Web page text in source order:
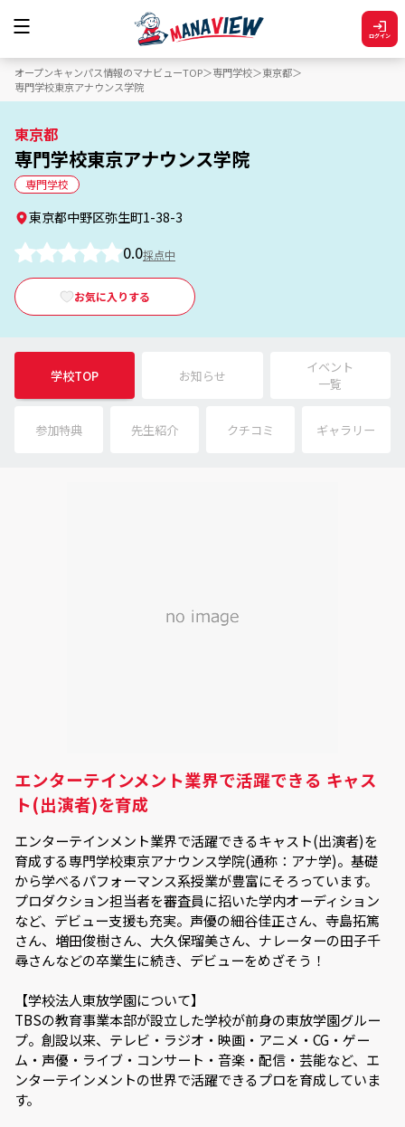
ログイン
オープンキャンパス情報のマナビューTOP 専門学校
東京都
専門学校東京アナウンス学院
東京都
専門学校東京アナウンス学院
専門学校
お気に入りする
東京都中野区弥生町1-38-3
0.0採点中
学校TOP お知らせ
イベント
一覧
参加特典 先生紹介 クチコミ ギャラリー
エンターテインメント業界で活躍できる キャス
ト(出演者)を育成
エンターテインメント業界で活躍できるキャスト(出演者)を
育成する専門学校東京アナウンス学院(通称：アナ学)。基礎
から学べるパフォーマンス系授業が豊富にそろっています。
プロダクション担当者を審査員に招いた学内オーディション
など、デビュー支援も充実。声優の細谷佳正さん、寺島拓篤
さん、増田俊樹さん、大久保瑠美さん、ナレーターの田子千
尋さんなどの卒業生に続き、デビューをめざそう！
【学校法人東放学園について】
TBSの教育事業本部が設立した学校が前身の東放学園グルー
プ。創設以来、テレビ・ラジオ・映画・アニメ・CG・ゲー
ム・声優・ライブ・コンサート・音楽・配信・芸能など、エ
ンターテインメントの世界で活躍できるプロを育成していま
す。